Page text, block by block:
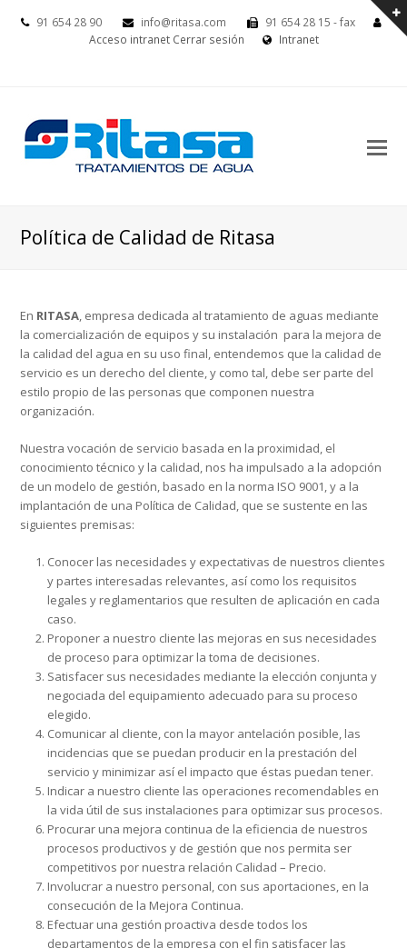
91 654 28 90 info@ritasa.com
91 654 28 15 - fax
Acceso intranet Cerrar sesión Intranet
Política de Calidad de Ritasa
En RITASA, empresa dedicada al tratamiento de aguas mediante
la comercialización de equipos y su instalación para la mejora de
la calidad del agua en su uso final, entendemos que la calidad de
servicio es un derecho del cliente, y como tal, debe ser parte del
estilo propio de las personas que componen nuestra
organización.
Nuestra vocación de servicio basada en la proximidad, el
conocimiento técnico y la calidad, nos ha impulsado a la adopción
de un modelo de gestión, basado en la norma ISO 9001, y a la
implantación de una Política de Calidad, que se sustente en las
siguientes premisas:
Conocer las necesidades y expectativas de nuestros clientes
y partes interesadas relevantes, así como los requisitos
legales y reglamentarios que resulten de aplicación en cada
caso.
Proponer a nuestro cliente las mejoras en sus necesidades
de proceso para optimizar la toma de decisiones.
Satisfacer sus necesidades mediante la elección conjunta y
negociada del equipamiento adecuado para su proceso
elegido.
Comunicar al cliente, con la mayor antelación posible, las
incidencias que se puedan producir en la prestación del
servicio y minimizar así el impacto que éstas puedan tener.
Indicar a nuestro cliente las operaciones recomendables en
la vida útil de sus instalaciones para optimizar sus procesos.
Procurar una mejora continua de la eficiencia de nuestros
procesos productivos y de gestión que nos permita ser
competitivos por nuestra relación Calidad – Precio.
Involucrar a nuestro personal, con sus aportaciones, en la
consecución de la Mejora Continua.
Efectuar una gestión proactiva desde todos los
departamentos de la empresa con el fin satisfacer las